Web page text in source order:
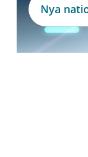
Nya